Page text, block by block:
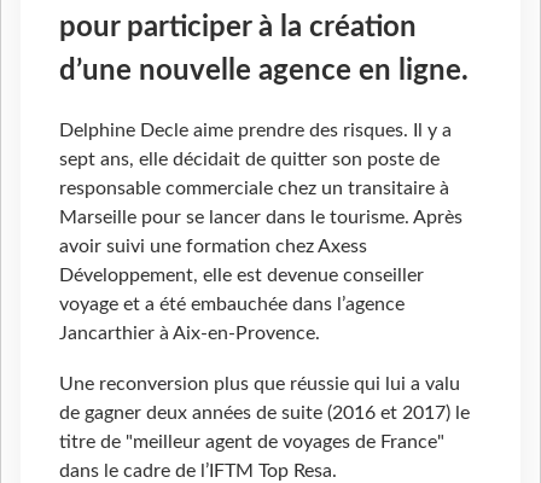
pour participer à la création
d’une nouvelle agence en ligne.
Delphine Decle aime prendre des risques. Il y a
sept ans, elle décidait de quitter son poste de
responsable commerciale chez un transitaire à
Marseille pour se lancer dans le tourisme. Après
avoir suivi une formation chez Axess
Développement, elle est devenue conseiller
voyage et a été embauchée dans l’agence
Jancarthier à Aix-en-Provence.
Une reconversion plus que réussie qui lui a valu
de gagner deux années de suite (2016 et 2017) le
titre de "meilleur agent de voyages de France"
dans le cadre de l’IFTM Top Resa.